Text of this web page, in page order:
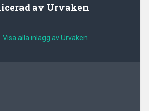
av Urvaken
Visa alla inlägg av Urvaken